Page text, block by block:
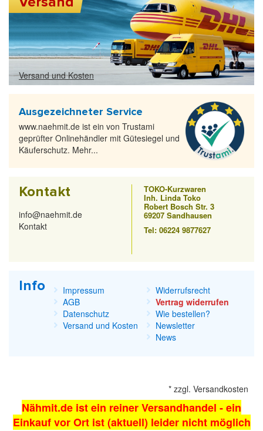
Versand und Kosten
Ausgezeichneter Service
www.naehmit.de ist ein von Trustami
geprüfter Onlinehändler mit Gütesiegel und
Käuferschutz. Mehr...
Kontakt
info@naehmit.de
Kontakt
TOKO-Kurzwaren
Inh. Linda Toko
Robert Bosch Str. 3
69207 Sandhausen
Tel: 06224 9877627
Info
Impressum
AGB
Datenschutz
Versand und Kosten
Widerrufsrecht
Vertrag widerrufen
Wie bestellen?
Newsletter
News
* zzgl. Versandkosten
Nähmit.de ist ein reiner Versandhandel - ein
Einkauf vor Ort ist (aktuell) leider nicht möglich